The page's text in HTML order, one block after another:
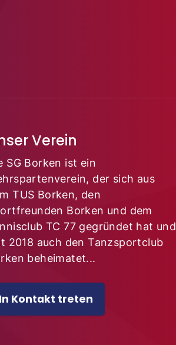
Verein
SG Borken ist ein
der sich aus
TUS Borken, den
Borken und dem
TC 77 gegründet hat und
2018 auch den Tanzsportclub
beheimatet...
In Kontakt treten